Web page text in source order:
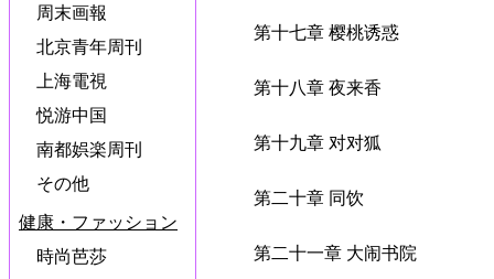
周末画報
北京青年周刊
上海電視
悦游中国
南都娯楽周刊
その他
健康・ファッション
時尚芭莎
第十七章 樱桃诱惑
第十八章 夜来香
第十九章 对对狐
第二十章 同饮
第二十一章 大闹书院